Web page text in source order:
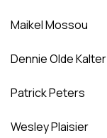
Maikel Mossou
Dennie Olde Kalter
Patrick Peters
Wesley Plaisier